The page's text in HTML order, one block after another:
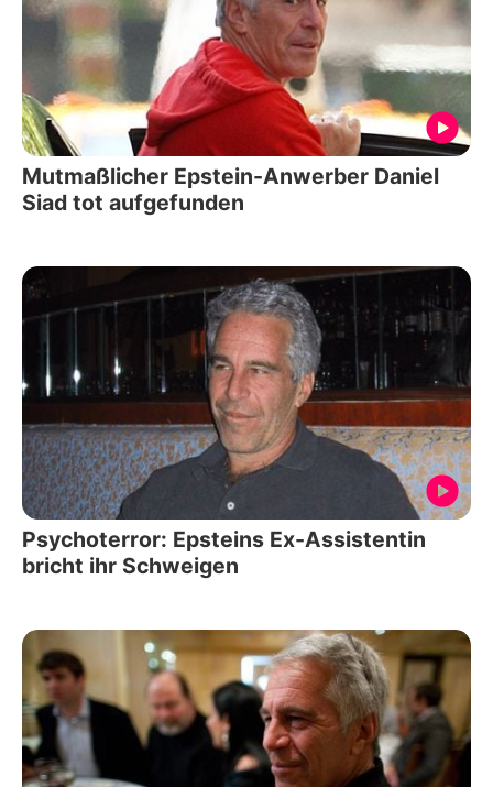
Mutmaßlicher Epstein-Anwerber Daniel
Siad tot aufgefunden
Psychoterror: Epsteins Ex-Assistentin
bricht ihr Schweigen